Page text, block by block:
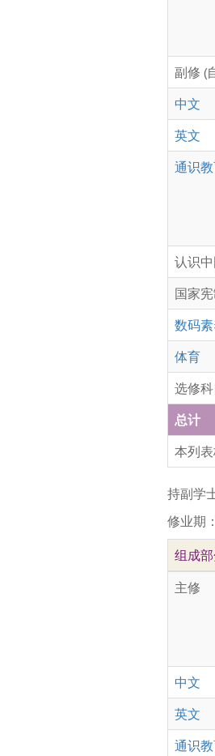
副修 (
中文
英文
通识
认识
国家
数码
体育
选修科
总计
本列
持副学
修业期
组成
主修
中文
英文
通识